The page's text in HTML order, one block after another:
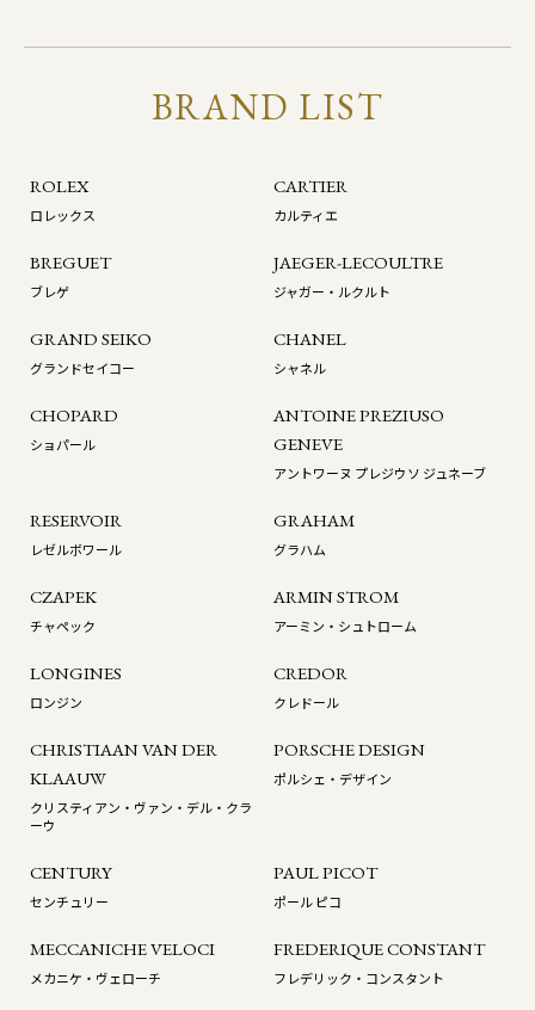
BRAND LIST
ROLEX
ロレックス
CARTIER
カルティエ
BREGUET
ブレゲ
JAEGER-LECOULTRE
ジャガー・ルクルト
GRAND SEIKO
グランドセイコー
CHANEL
シャネル
CHOPARD
ショパール
ANTOINE PREZIUSO
GENEVE
アントワーヌ プレジウソ ジュネーブ
RESERVOIR
レゼルボワール
GRAHAM
グラハム
CZAPEK
チャペック
ARMIN STROM
アーミン・シュトローム
LONGINES
ロンジン
CREDOR
クレドール
CHRISTIAAN VAN DER
KLAAUW
クリスティアン・ヴァン・デル・クラ
ーウ
PORSCHE DESIGN
ポルシェ・デザイン
CENTURY
センチュリー
PAUL PICOT
ポール ピコ
MECCANICHE VELOCI
メカニケ・ヴェローチ
FREDERIQUE CONSTANT
フレデリック・コンスタント